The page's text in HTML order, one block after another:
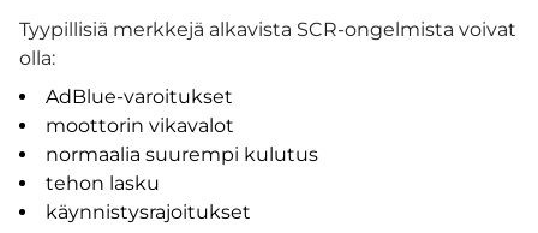
Tyypillisiä merkkejä alkavista SCR-ongelmista voivat
olla:
AdBlue-varoitukset
moottorin vikavalot
normaalia suurempi kulutus
tehon lasku
käynnistysrajoitukset